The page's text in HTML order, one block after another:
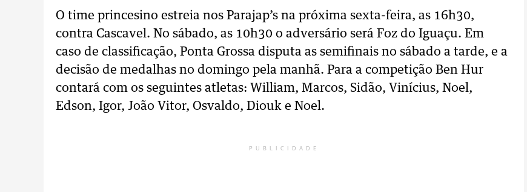
O time princesino estreia nos Parajap’s na próxima sexta-feira, as 16h30,
contra Cascavel. No sábado, as 10h30 o adversário será Foz do Iguaçu. Em
caso de classificação, Ponta Grossa disputa as semifinais no sábado a tarde, e a
decisão de medalhas no domingo pela manhã. Para a competição Ben Hur
contará com os seguintes atletas: William, Marcos, Sidão, Vinícius, Noel,
Edson, Igor, João Vitor, Osvaldo, Diouk e Noel.
PUBLICIDADE